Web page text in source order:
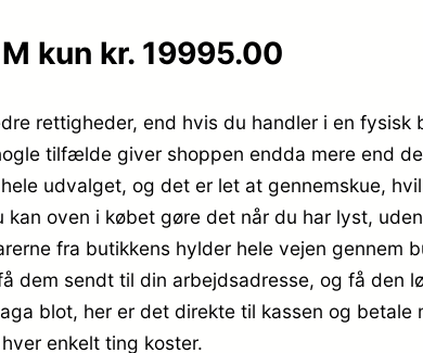
kun kr. 19995.00
rettigheder, end hvis du handler i en fysisk
tilfælde giver shoppen endda mere end
udvalget, og det er let at gennemskue,
kan oven i købet gøre det når du har lyst,
fra butikkens hylder hele vejen gennem
sendt til din arbejdsadresse, og få den
blot, her er det direkte til kassen og betale
enkelt ting koster.